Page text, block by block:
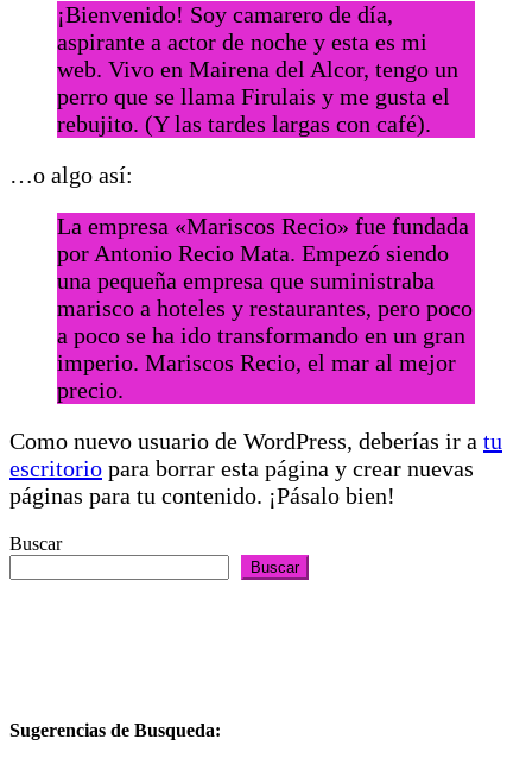
¡Bienvenido! Soy camarero de día,
aspirante a actor de noche y esta es mi
web. Vivo en Mairena del Alcor, tengo un
perro que se llama Firulais y me gusta el
rebujito. (Y las tardes largas con café).
…o algo así:
La empresa «Mariscos Recio» fue fundada
por Antonio Recio Mata. Empezó siendo
una pequeña empresa que suministraba
marisco a hoteles y restaurantes, pero poco
a poco se ha ido transformando en un gran
imperio. Mariscos Recio, el mar al mejor
precio.
Como nuevo usuario de WordPress, deberías ir a tu
escritorio para borrar esta página y crear nuevas
páginas para tu contenido. ¡Pásalo bien!
Buscar
Buscar
Sugerencias de Busqueda: